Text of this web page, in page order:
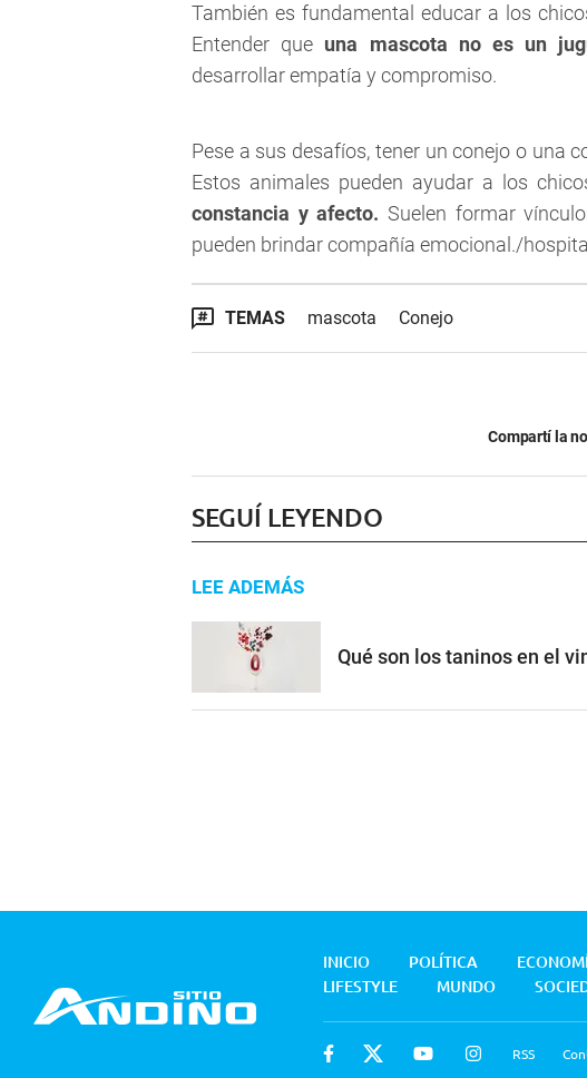
También es fundamental educar a los
Entender que una mascota no es un
desarrollar empatía y compromiso.
Pese a sus desafíos, tener un conejo o una
Estos animales pueden ayudar a los
constancia y afecto. Suelen formar
pueden brindar compañía emocional./
TEMAS mascota Conejo
Compartí la
SEGUÍ LEYENDO
LEE ADEMÁS
Qué son los taninos en el
INICIO POLÍTICA
LIFESTYLE
MUNDO
RSS